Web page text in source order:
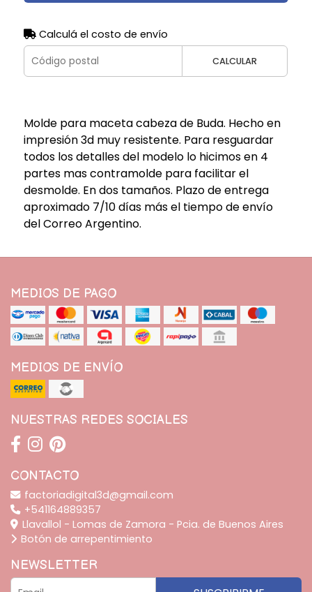
Calculá el costo de envío
CALCULAR
Molde para maceta cabeza de Buda. Hecho en
impresión 3d muy resistente. Para resguardar
todos los detalles del modelo lo hicimos en 4
partes mas contramolde para facilitar el
desmolde. En dos tamaños. Plazo de entrega
aproximado 7/10 días más el tiempo de envío
del Correo Argentino.
MEDIOS DE PAGO
MEDIOS DE ENVÍO
NUESTRAS REDES SOCIALES
CONTACTO
factoriadigital3d@gmail.com
+541164889357
Llavallol - Lomas de Zamora - Pcia. de Buenos Aires
Botón de arrepentimiento
NEWSLETTER